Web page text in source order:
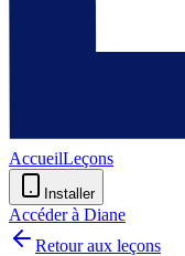
AccueilLeçons
Installer
Accéder à Diane
Retour aux leçons